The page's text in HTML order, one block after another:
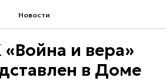
Новости
и вера»
в Доме